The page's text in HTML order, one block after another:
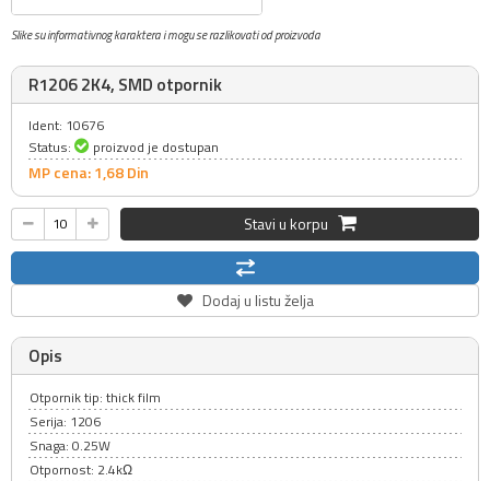
Slike su informativnog karaktera i mogu se razlikovati od proizvoda
R1206 2K4, SMD otpornik
Ident: 10676
Status:
proizvod je dostupan
MP cena: 1,68Din
Stavi u korpu
Dodaj u listu želja
Opis
Otpornik tip: thick film
Serija: 1206
Snaga: 0.25W
Otpornost: 2.4kΩ